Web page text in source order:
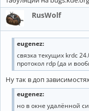
RusWolf
eugenez:
связка текущих krdc
протокол rdp (да и
Ну так в доп
eugenez:
но в окне удалённой